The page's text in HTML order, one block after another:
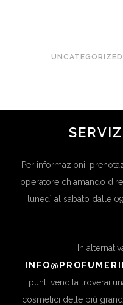
UNCATEGORIZED
Per informazioni,
operatore chiamando
lunedì al sabato dalle
In
punti vendita troverai
cosmetici delle più